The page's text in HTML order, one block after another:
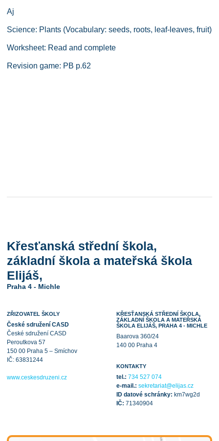
Aj
Science: Plants (Vocabulary: seeds, roots, leaf-leaves, fruit)
Worksheet: Read and complete
Revision game: PB p.62
Křesťanská střední škola,
základní škola a mateřská škola
Elijáš,
Praha 4 - Michle
ZŘIZOVATEL ŠKOLY
České sdružení CASD
České sdružení CASD
Peroutkova 57
150 00 Praha 5 – Smíchov
IČ: 63831244
www.ceskesdruzeni.cz
KŘESŤANSKÁ STŘEDNÍ ŠKOLA,
ZÁKLADNÍ ŠKOLA A MATEŘSKÁ
ŠKOLA ELIJÁŠ, PRAHA 4 - MICHLE
Baarova 360/24
140 00 Praha 4
KONTAKTY
tel.: 734 527 074
e-mail.: sekretariat@elijas.cz
ID datové schránky: km7wg2d
IČ: 71340904